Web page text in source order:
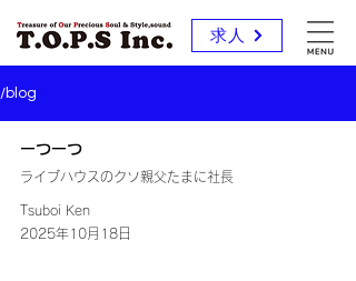
求人
/blog
一つ一つ
ライブハウスのクソ親父たまに社長
Tsuboi Ken
2025年10月18日